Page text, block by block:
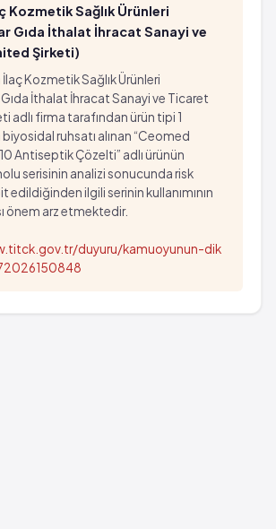
Kozmetik Sağlık Ürünleri
Gıda İthalat İhracat Sanayi ve
Şirketi)
Kozmetik Sağlık Ürünleri
İthalat İhracat Sanayi ve Ticaret
adlı firma tarafından ürün tipi 1
ruhsatı alınan “Ceomed
Antiseptik Çözelti” adlı ürünün
serisinin analizi sonucunda risk
edildiğinden ilgili serinin kullanımının
önem arz etmektedir.
duyuru/kamuoyunun-dik